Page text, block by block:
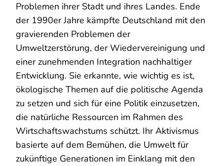
Problemen ihrer Stadt und ihres Landes. Ende
der 1990er Jahre kämpfte Deutschland mit den
gravierenden Problemen der
Umweltzerstörung, der Wiedervereinigung und
einer zunehmenden Integration nachhaltiger
Entwicklung. Sie erkannte, wie wichtig es ist,
ökologische Themen auf die politische Agenda
zu setzen und sich für eine Politik einzusetzen,
die natürliche Ressourcen im Rahmen des
Wirtschaftswachstums schützt. Ihr Aktivismus
basierte auf dem Bemühen, die Umwelt für
zukünftige Generationen im Einklang mit den